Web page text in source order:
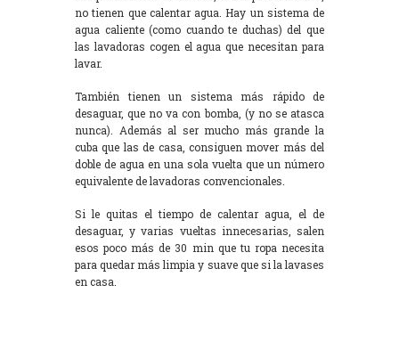
no tienen que calentar agua. Hay un sistema de
agua caliente (como cuando te duchas) del que
las lavadoras cogen el agua que necesitan para
lavar.
También tienen un sistema más rápido de
desaguar, que no va con bomba, (y no se atasca
nunca). Además al ser mucho más grande la
cuba que las de casa, consiguen mover más del
doble de agua en una sola vuelta que un número
equivalente de lavadoras convencionales.
Si le quitas el tiempo de calentar agua, el de
desaguar, y varias vueltas innecesarias, salen
esos poco más de 30 min que tu ropa necesita
para quedar más limpia y suave que si la lavases
en casa.